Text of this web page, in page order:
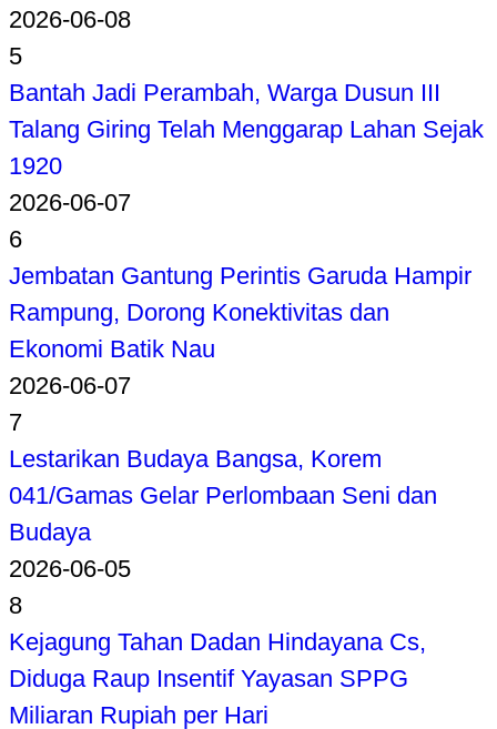
2026-06-08
5
Bantah Jadi Perambah, Warga Dusun III
Talang Giring Telah Menggarap Lahan Sejak
1920
2026-06-07
6
Jembatan Gantung Perintis Garuda Hampir
Rampung, Dorong Konektivitas dan
Ekonomi Batik Nau
2026-06-07
7
Lestarikan Budaya Bangsa, Korem
041/Gamas Gelar Perlombaan Seni dan
Budaya
2026-06-05
8
Kejagung Tahan Dadan Hindayana Cs,
Diduga Raup Insentif Yayasan SPPG
Miliaran Rupiah per Hari